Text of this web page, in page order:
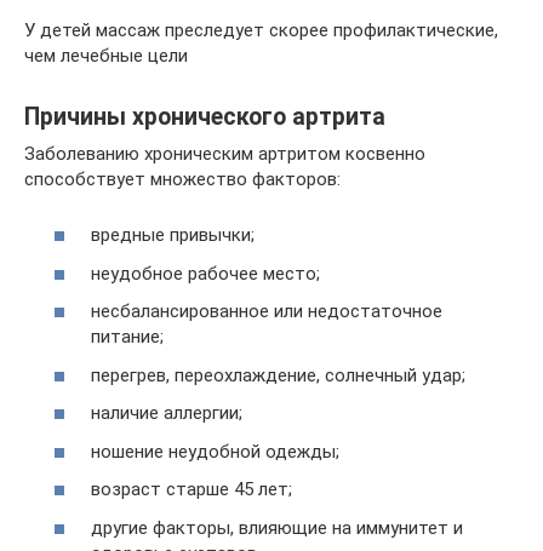
У детей массаж преследует скорее профилактические,
чем лечебные цели
Причины хронического артрита
Заболеванию хроническим артритом косвенно
способствует множество факторов:
вредные привычки;
неудобное рабочее место;
несбалансированное или недостаточное
питание;
перегрев, переохлаждение, солнечный удар;
наличие аллергии;
ношение неудобной одежды;
возраст старше 45 лет;
другие факторы, влияющие на иммунитет и